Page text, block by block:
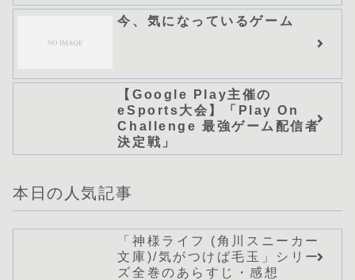
今、気になっているゲーム
【Google Play主催の
eSports大会】「Play On
Challenge 最強ゲーム配信者
決定戦」
本日の人気記事
「神様ライフ (角川スニーカー
文庫)/気がつけば毛玉」シリー
ズ全巻のあらすじ・感想